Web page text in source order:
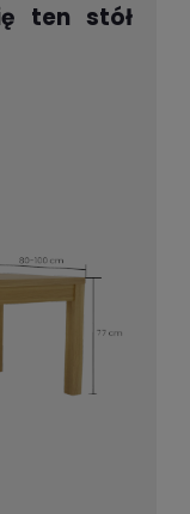
ten stół